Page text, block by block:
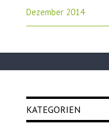
Dezember 2014
KATEGORIEN